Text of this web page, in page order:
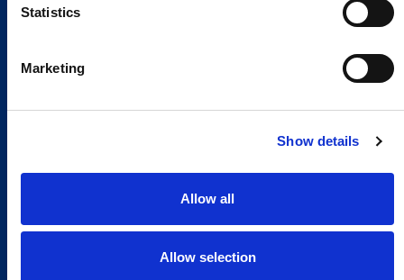
Statistics
Marketing
Show details
Allow all
Allow selection